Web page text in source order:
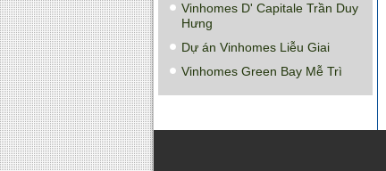
Vinhomes D' Capitale Trần Duy
Hưng
Dự án Vinhomes Liễu Giai
Vinhomes Green Bay Mễ Trì